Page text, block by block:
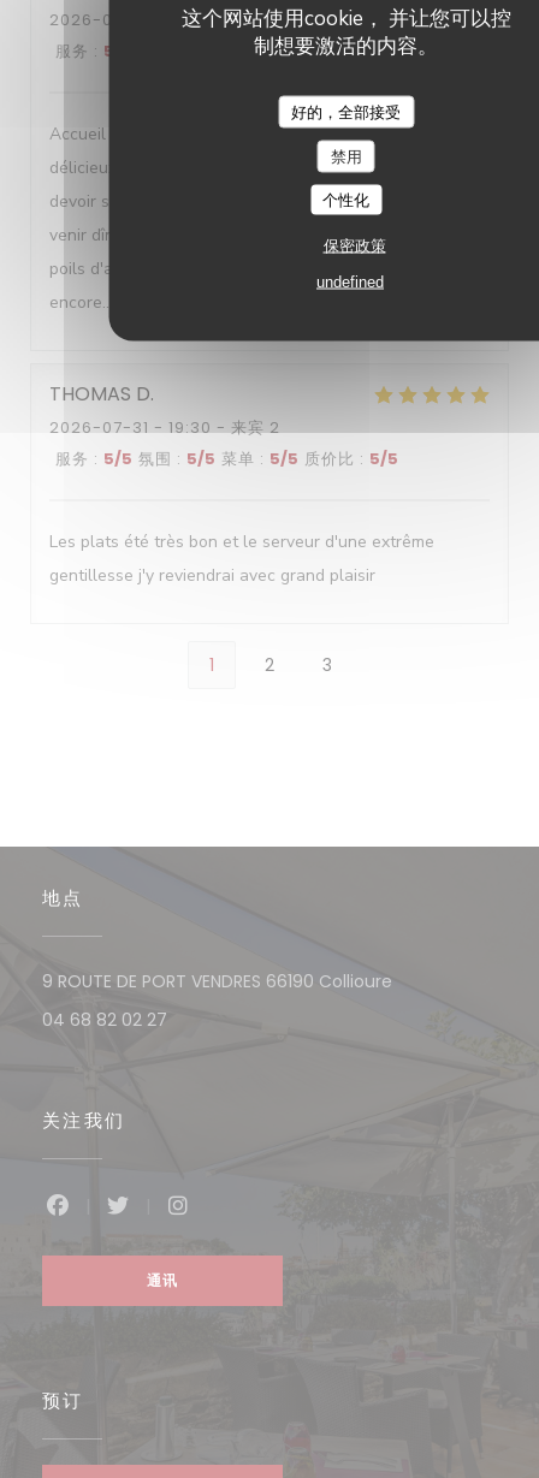
这个网站使用cookie， 并让您可以控
制想要激活的内容。
好的，全部接受
禁用
个性化
保密政策
undefined
2026-08-01
- 19:00 - 来宾 2
服务 : 5 菜单: 5/5 质价比: 4/5
Accueil et service parfait. Dans les assiettes des mets
délicieux. Lieu de toute beauté. En revanche pénible de
devoir subir les gens qui ne peuvent pas s'empêcher de
venir dîner avec leur chien quand on est allergique aux
poils d'animaux!!! Nous reviendrons encore et encore et
encore... Je recommande vivement
THOMAS D
2026-07-31- 19:30 - 来宾 2
服务 : 5/5 氛围 : 5/5 菜单 : 5/5 质价比 : 5/5
Les plats été très bon et le serveur d'une extrême
gentillesse j'y reviendrai avec grand plaisir
1 2 3
地点
9 ROUTE DE PORT VENDRES 66190 Collioure
04 68 82 02 27
关注我们
Facebook ((在新窗口中打开))
通讯
预订